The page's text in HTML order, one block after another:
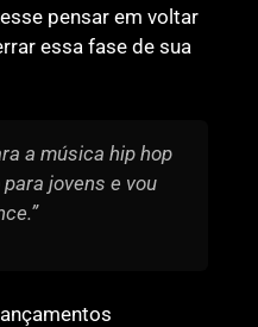
pensar em voltar
essa fase de sua
a música hip hop
jovens e vou